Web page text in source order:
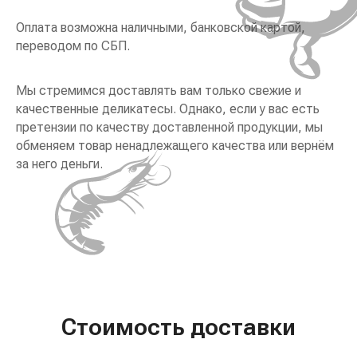
Оплата возможна наличными, банковской картой,
переводом по СБП.
Мы стремимся доставлять вам только свежие и
качественные деликатесы. Однако, если у вас есть
претензии по качеству доставленной продукции, мы
обменяем товар ненадлежащего качества или вернём
за него деньги.
Стоимость доставки